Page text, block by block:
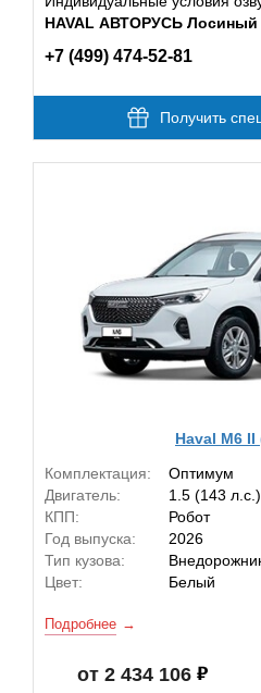
HAVAL АВТОРУСЬ Лосиный
+7 (499) 474-52-81
Получить
Haval M6 II
Комплектация:
Оптимум
Двигатель:
1.5 (143
КПП:
Робот
Год выпуска:
2026
Тип кузова:
Цвет:
Белый
Подробнее
от 2 434 106